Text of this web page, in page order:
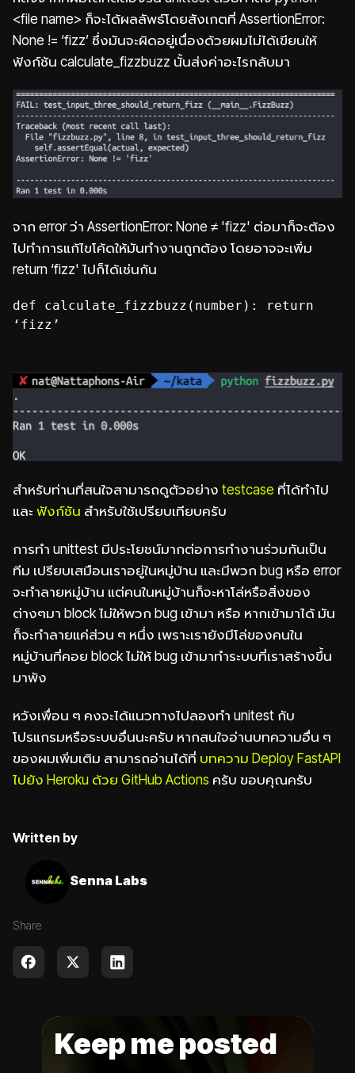
<file name> ก็จะได้ผลลัพธ์โดยสังเกตที่ AssertionError:
None != ‘fizz’ ซึ่งมันจะผิดอยู่เนื่องด้วยผมไม่ได้เขียนให้
ฟังก์ชัน calculate_fizzbuzz นั้นส่งค่าอะไรกลับมา
จาก error ว่า AssertionError: None ≠ 'fizz' ต่อมาก็จะต้อง
ไปทำการแก้ไขโค้ดให้มันทำงานถูกต้อง โดยอาจจะเพิ่ม
return ‘fizz' ไปก็ได้เช่นกัน
def calculate_fizzbuzz(number): return
‘fizz’
สำหรับท่านที่สนใจสามารถดูตัวอย่าง testcase ที่ได้ทำไป
และฟังก์ชัน สำหรับใช้เปรียบเทียบครับ
การทำ unittest มีประโยชน์มากต่อการทำงานร่วมกันเป็น
ทีม เปรียบเสมือนเราอยู่ในหมู่บ้าน และมีพวก bug หรือ error
จะทำลายหมู่บ้าน แต่คนในหมู่บ้านก็จะหาโล่หรือสิ่งของ
ต่างๆมา block ไม่ให้พวก bug เข้ามา หรือ หากเข้ามาได้ มัน
ก็จะทำลายแค่ส่วน ๆ หนึ่ง เพราะเรายังมีโล่ของคนใน
หมู่บ้านที่คอย block ไม่ให้ bug เข้ามาทำระบบที่เราสร้างขึ้น
มาพัง
หวังเพื่อน ๆ คงจะได้แนวทางไปลองทำ unitest กับ
โปรแกรมหรือระบบอื่นนะครับ หากสนใจอ่านบทความอื่น ๆ
ของผมเพิ่มเติม สามารถอ่านได้ที่ บทความ Deploy FastAPI
ไปยัง Heroku ด้วย GitHub Actions ครับ ขอบคุณครับ
Written by
Senna Labs
Share
Keep me posted